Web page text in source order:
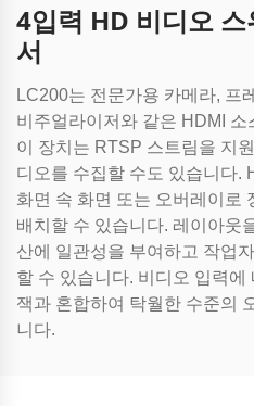
4입력 HD 비디오
서
LC200는 전문가용 카메라, 프
비주얼라이저와 같은 HDMI
이 장치는 RTSP 스트림을 지
디오를 수집할 수도 있습니다.
화면 속 화면 또는 오버레이로
배치할 수 있습니다. 레이아웃
산에 일관성을 부여하고 작업
할 수 있습니다. 비디오 입력에
잭과 혼합하여 탁월한 수준의
니다.